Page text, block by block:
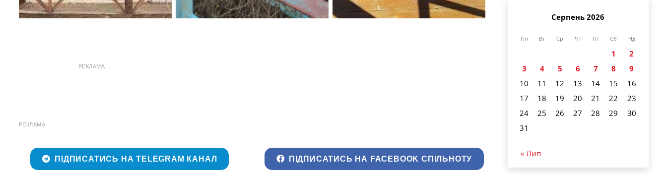
РЕКЛАМА
РЕКЛАМА
ПІДПИСАТИСЬ НА TELEGRAM КАНАЛ ПІДПИСАТИСЬ НА FACEBOOK СПІЛЬНОТУ
Серпень 2026
Пн Вт Ср Чт Пт Сб Нд
1
2
3
4 5 6 7 8
9
10
11 12 13 14 15
16
17
18 19 20 21 22
23
24
25 26 27 28 29
30
31
« Лип